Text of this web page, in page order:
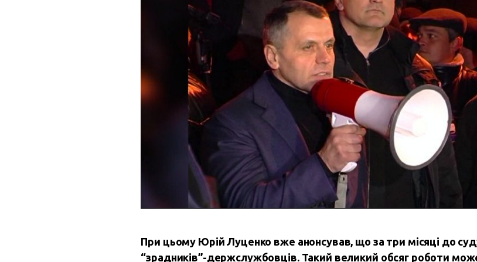
При цьому Юрій Луценко вже анонсував, що за три місяці до
“зрадників”-держслужбовців. Такий великий обсяг роботи